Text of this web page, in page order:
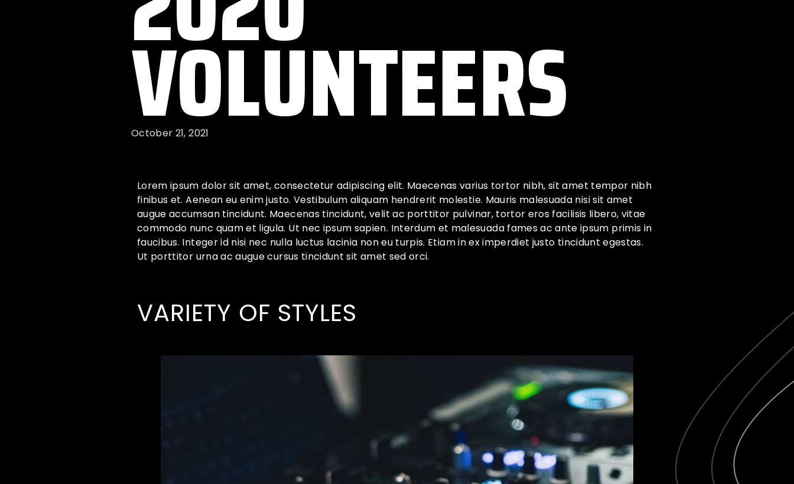
VOLUNTEERS
October 21, 2021
Lorem ipsum dolor sit amet, consectetur adipiscing elit. Maecenas varius tortor nibh, sit amet tempor nibh
finibus et. Aenean eu enim justo. Vestibulum aliquam hendrerit molestie. Mauris malesuada nisi sit amet
augue accumsan tincidunt. Maecenas tincidunt, velit ac porttitor pulvinar, tortor eros facilisis libero, vitae
commodo nunc quam et ligula. Ut nec ipsum sapien. Interdum et malesuada fames ac ante ipsum primis in
faucibus. Integer id nisi nec nulla luctus lacinia non eu turpis. Etiam in ex imperdiet justo tincidunt egestas.
Ut porttitor urna ac augue cursus tincidunt sit amet sed orci.
VARIETY OF STYLES